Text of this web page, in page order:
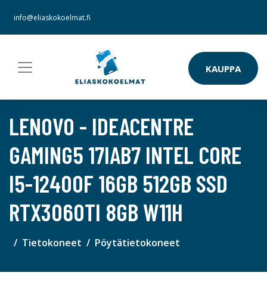
info@eliaskokoelmat.fi
KAUPPA
LENOVO - IDEACENTRE
GAMING5 17IAB7 INTEL CORE
I5-12400F 16GB 512GB SSD
RTX3060TI 8GB W11H
Tietokoneet Pöytätietokoneet